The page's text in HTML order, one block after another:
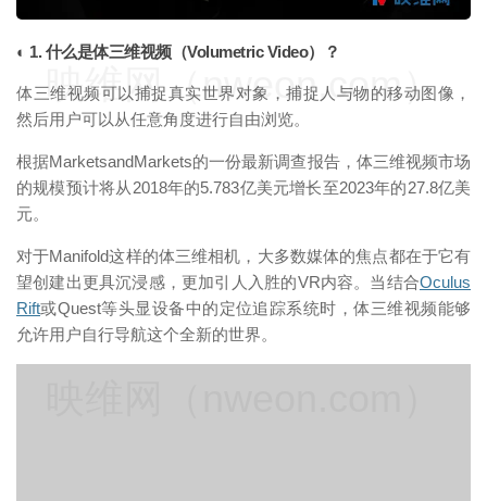
◐ 1. 什么是体三维视频（Volumetric Video）？
体三维视频可以捕捉真实世界对象，捕捉人与物的移动图像，
然后用户可以从任意角度进行自由浏览。
根据MarketsandMarkets的一份最新调查报告，体三维视频市场
的规模预计将从2018年的5.783亿美元增长至2023年的27.8亿美
元。
对于Manifold这样的体三维相机，大多数媒体的焦点都在于它有
望创建出更具沉浸感，更加引人入胜的VR内容。当结合Oculus
Rift或Quest等头显设备中的定位追踪系统时，体三维视频能够
允许用户自行导航这个全新的世界。
映维网（nweon.com）